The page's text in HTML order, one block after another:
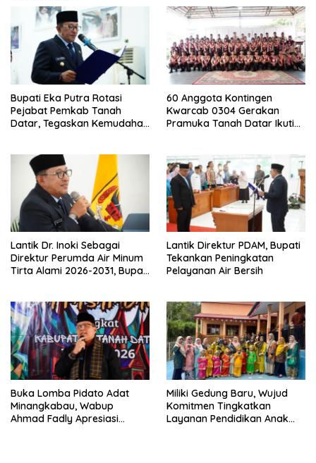
Bupati Eka Putra Rotasi
Pejabat Pemkab Tanah
Datar, Tegaskan Kemudahan
60 Anggota Kontingen
Kwarcab 0304 Gerakan
Pramuka Tanah Datar Ikuti
Lantik Dr. Inoki Sebagai
Direktur Perumda Air Minum
Tirta Alami 2026-2031, Bupati
Fakta Integritas Berdasarkan
Visi dan Misi
Lantik Direktur PDAM, Bupati
Tekankan Peningkatan
Pelayanan Air Bersih
Buka Lomba Pidato Adat
Minangkabau, Wabup
Ahmad Fadly Apresiasi
Miliki Gedung Baru, Wujud
Komitmen Tingkatkan
Layanan Pendidikan Anak